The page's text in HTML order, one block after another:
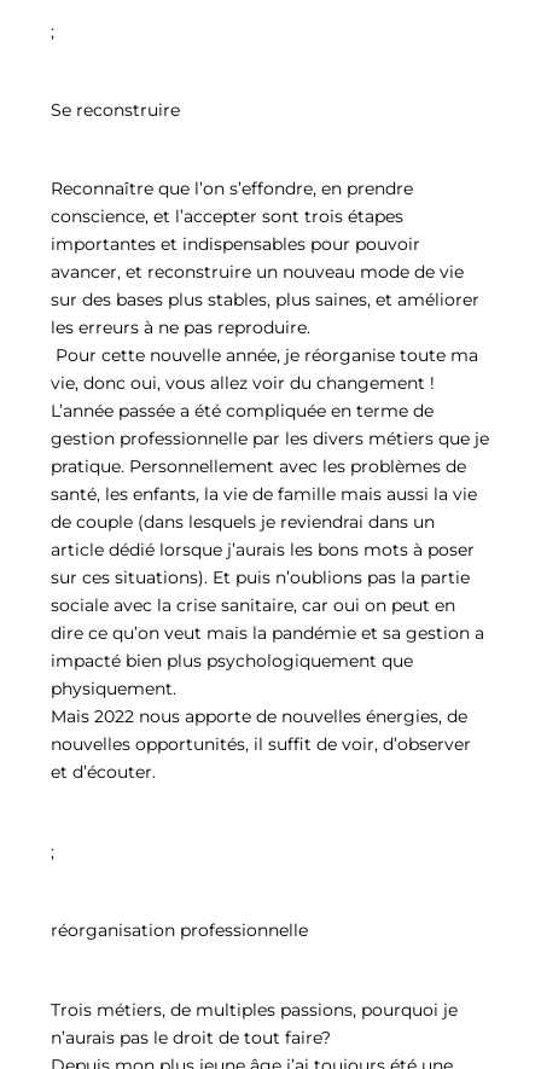
;
Se reconstruire
Reconnaître que l’on s’effondre, en prendre
conscience, et l’accepter sont trois étapes
importantes et indispensables pour pouvoir
avancer, et reconstruire un nouveau mode de vie
sur des bases plus stables, plus saines, et améliorer
les erreurs à ne pas reproduire.
Pour cette nouvelle année, je réorganise toute ma
vie, donc oui, vous allez voir du changement !
L’année passée a été compliquée en terme de
gestion professionnelle par les divers métiers que je
pratique. Personnellement avec les problèmes de
santé, les enfants, la vie de famille mais aussi la vie
de couple (dans lesquels je reviendrai dans un
article dédié lorsque j’aurais les bons mots à poser
sur ces situations). Et puis n’oublions pas la partie
sociale avec la crise sanitaire, car oui on peut en
dire ce qu’on veut mais la pandémie et sa gestion a
impacté bien plus psychologiquement que
physiquement.
Mais 2022 nous apporte de nouvelles énergies, de
nouvelles opportunités, il suffit de voir, d’observer
et d’écouter.
;
réorganisation professionnelle
Trois métiers, de multiples passions, pourquoi je
n’aurais pas le droit de tout faire?